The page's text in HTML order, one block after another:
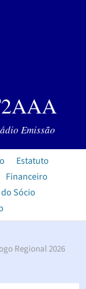
Emissão
Estatuto
Financeiro
Sócio
Regional 2026